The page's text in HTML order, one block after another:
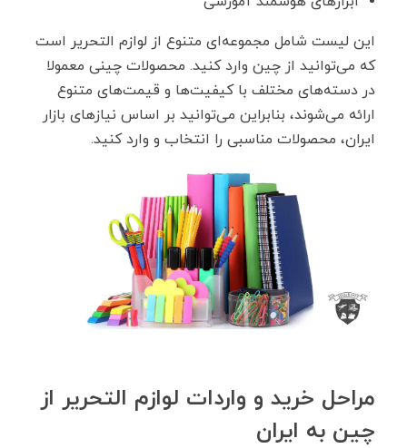
این لیست شامل مجموعه‌ای متنوع از لوازم التحریر است
که می‌توانید از چین وارد کنید. محصولات چینی معمولا
در دسته‌های مختلف با کیفیت‌ها و قیمت‌های متنوع
ارائه می‌شوند، بنابراین می‌توانید بر اساس نیازهای بازار
ایران، محصولات مناسبی را انتخاب و وارد کنید.
مراحل خرید و واردات لوازم التحریر از
چین به ایران